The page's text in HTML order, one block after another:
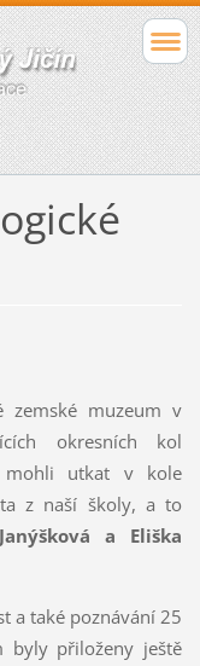
zemské muzeum v
okresních kol
mohli utkat v kole
z naší školy, a to
a Eliška
a také poznávání 25
byly přiloženy ještě